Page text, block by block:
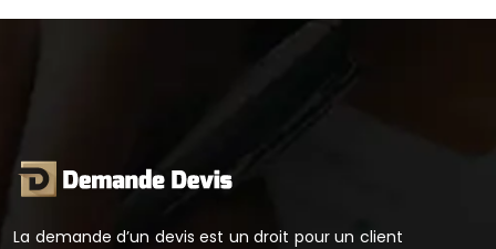
La demande d’un devis est un droit pour un client